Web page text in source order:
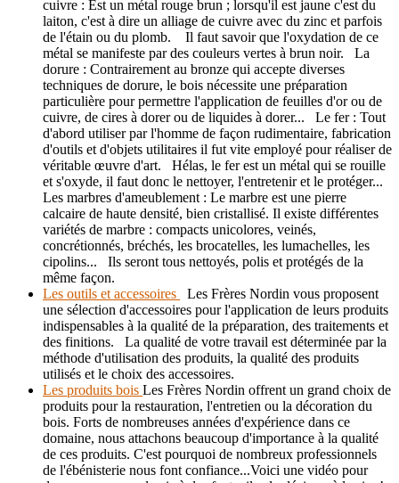
cuivre : Est un métal rouge brun ; lorsqu'il est jaune c'est du
laiton, c'est à dire un alliage de cuivre avec du zinc et parfois
de l'étain ou du plomb. Il faut savoir que l'oxydation de ce
métal se manifeste par des couleurs vertes à brun noir. La
dorure : Contrairement au bronze qui accepte diverses
techniques de dorure, le bois nécessite une préparation
particulière pour permettre l'application de feuilles d'or ou de
cuivre, de cires à dorer ou de liquides à dorer... Le fer : Tout
d'abord utiliser par l'homme de façon rudimentaire, fabrication
d'outils et d'objets utilitaires il fut vite employé pour réaliser de
véritable œuvre d'art. Hélas, le fer est un métal qui se rouille
et s'oxyde, il faut donc le nettoyer, l'entretenir et le protéger...
Les marbres d'ameublement : Le marbre est une pierre
calcaire de haute densité, bien cristallisé. Il existe différentes
variétés de marbre : compacts unicolores, veinés,
concrétionnés, bréchés, les brocatelles, les lumachelles, les
cipolins... Ils seront tous nettoyés, polis et protégés de la
même façon.
Les outils et accessoires
Les Frères Nordin vous proposent
une sélection d'accessoires pour l'application de leurs produits
indispensables à la qualité de la préparation, des traitements et
des finitions. La qualité de votre travail est déterminée par la
méthode d'utilisation des produits, la qualité des produits
utilisés et le choix des accessoires.
Les produits bois Les Frères Nordin offrent un grand choix de
produits pour la restauration, l'entretien ou la décoration du
bois. Forts de nombreuses années d'expérience dans ce
domaine, nous attachons beaucoup d'importance à la qualité
de ces produits. C'est pourquoi de nombreux professionnels
de l'ébénisterie nous font confiance...Voici une vidéo pour